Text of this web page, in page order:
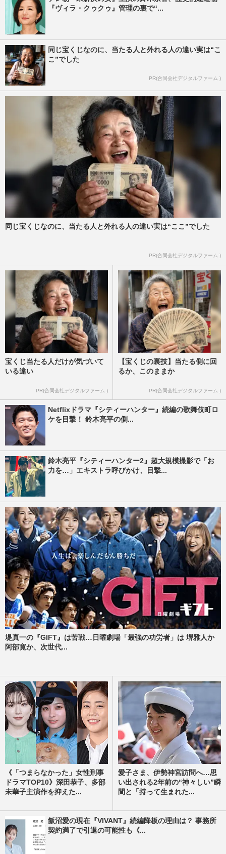
『ヴィラ・クゥクゥ』管理の裏で“...
同じ宝くじなのに、当たる人と外れる人の違い実は“こ
こ”でした
PR(合同会社デジタルファーム )
同じ宝くじなのに、当たる人と外れる人の違い実は“ここ”でした
PR(合同会社デジタルファーム )
宝くじ当たる人だけが気づいて
いる違い
PR(合同会社デジタルファーム )
【宝くじの裏技】当たる側に回
るか、このままか
PR(合同会社デジタルファーム )
Netflixドラマ『シティーハンター』続編の歌舞伎町ロ
ケを目撃！ 鈴木亮平の側...
鈴木亮平『シティーハンター2』超大規模撮影で「お
力を…」エキストラ呼びかけ、目撃...
堤真一の『GIFT』は苦戦…日曜劇場「最強の功労者」は 堺雅人か
阿部寛か、次世代...
《「つまらなかった」女性刑事
ドラマTOP10》深田恭子、多部
未華子主演作を抑えた...
愛子さま、伊勢神宮訪問へ…思
い出される2年前の“神々しい”瞬
間と「持って生まれた...
飯沼愛の現在『VIVANT』続編降板の理由は？ 事務所
契約満了で引退の可能性も《...